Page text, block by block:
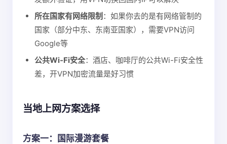
所在国家有网络限制 ：如果你去的是有网络管制的
国家（部分中东、东南亚国家），需要VPN访问
Google等
公共Wi-Fi安全：酒店、咖啡厅的公共Wi-Fi安全性
差，开VPN加密流量是好习惯
当地上网方案选择
方案一：国际漫游套餐